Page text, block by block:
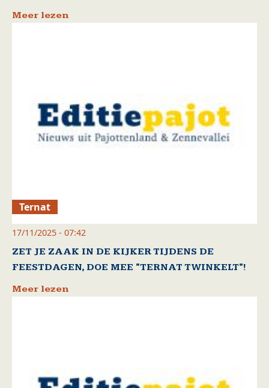
Meer lezen
Ternat
17/11/2025 - 07:42
ZET JE ZAAK IN DE KIJKER TIJDENS DE
FEESTDAGEN, DOE MEE "TERNAT TWINKELT"!
Meer lezen